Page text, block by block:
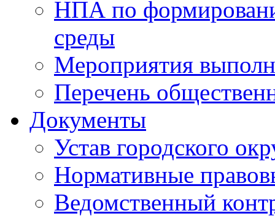
НПА по
среды
Мероприятия
Перечень
Документы
Устав городского
Нормативные
Ведомственный